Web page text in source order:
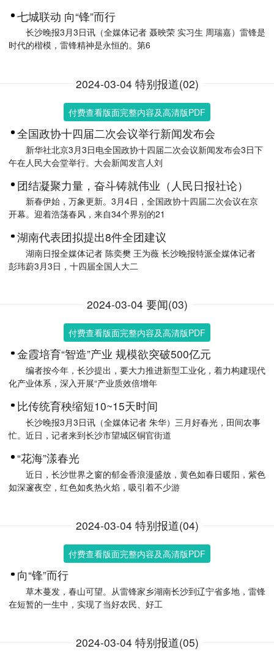
七城联动 向“锋”而行
长沙晚报3月3日讯（全媒体记者 聂映荣 实习生 周瑞嘉）雷锋是
时代的楷模，雷锋精神是永恒的。第6
2024-03-04 特别报道(02)
付费查看版面完整内容及高清版PDF
全国政协十四届二次会议举行新闻发布会
新华社北京3月3日电全国政协十四届二次会议新闻发布会3日下
午在人民大会堂举行。大会新闻发言人刘
团结凝聚力量，奋斗铸就伟业（人民日报社论）
新春伊始，万象更新。3月4日，全国政协十四届二次会议在京
开幕。迎着浩荡春风，来自34个界别的21
湖南代表团拟提出8件全团建议
湖南日报全媒体记者 陈奕樊 王为薇 长沙晚报特派全媒体记者
彭玮蔚3月3日，十四届全国人大二
2024-03-04 要闻(03)
付费查看版面完整内容及高清版PDF
金霞培育“智造”产业 规模欲突破500亿元
编者按今年，长沙提出，要大力推进新型工业化，着力构建现代
化产业体系，深入开展“产业质效倍增年
比传统育秧缩短10~15天时间
长沙晚报3月3日讯（全媒体记者 朱华）三月好春光，田间农事
忙。近日，记者来到长沙市望城区铜官街道
“花海”漾春光
近日，长沙世界之窗的郁金香浪漫盛放，黄色如春日暖阳，紫色
如深邃夜空，红色如炙热火焰，吸引着不少游
2024-03-04 特别报道(04)
付费查看版面完整内容及高清版PDF
向“锋”而行
草木蔓发，春山可望。从雷锋家乡湖南长沙到辽宁省多地，雷锋
在短暂的一生中，实现了当好农民、好工
2024-03-04 特别报道(05)